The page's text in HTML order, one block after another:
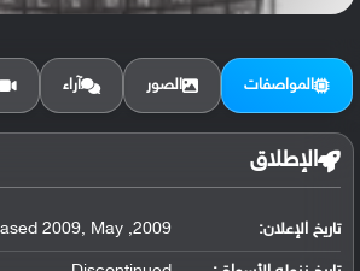
الكاميرا الأساسية:
المواصفات الصور آراء
الإطلاق
تاريخ الإعلان: 2009, May. Released 2009, May